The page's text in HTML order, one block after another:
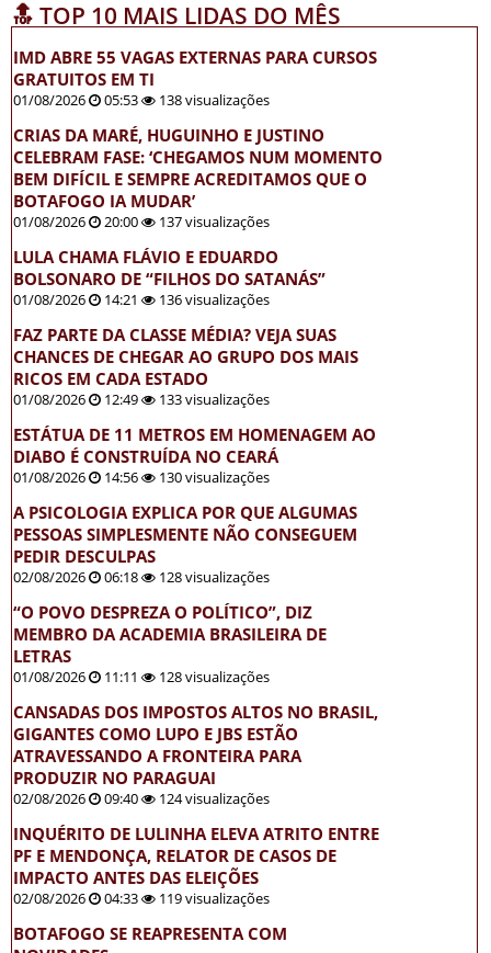
🔝 TOP 10 MAIS LIDAS DO MÊS
IMD ABRE 55 VAGAS EXTERNAS PARA CURSOS
GRATUITOS EM TI
01/08/2026 05:53 138 visualizações
CRIAS DA MARÉ, HUGUINHO E JUSTINO
CELEBRAM FASE: ‘CHEGAMOS NUM MOMENTO
BEM DIFÍCIL E SEMPRE ACREDITAMOS QUE O
BOTAFOGO IA MUDAR’
01/08/2026 20:00 137 visualizações
LULA CHAMA FLÁVIO E EDUARDO
BOLSONARO DE “FILHOS DO SATANÁS”
01/08/2026 14:21 136 visualizações
FAZ PARTE DA CLASSE MÉDIA? VEJA SUAS
CHANCES DE CHEGAR AO GRUPO DOS MAIS
RICOS EM CADA ESTADO
01/08/2026 12:49 133 visualizações
ESTÁTUA DE 11 METROS EM HOMENAGEM AO
DIABO É CONSTRUÍDA NO CEARÁ
01/08/2026 14:56 130 visualizações
A PSICOLOGIA EXPLICA POR QUE ALGUMAS
PESSOAS SIMPLESMENTE NÃO CONSEGUEM
PEDIR DESCULPAS
02/08/2026 06:18 128 visualizações
“O POVO DESPREZA O POLÍTICO”, DIZ
MEMBRO DA ACADEMIA BRASILEIRA DE
LETRAS
01/08/2026 11:11 128 visualizações
CANSADAS DOS IMPOSTOS ALTOS NO BRASIL,
GIGANTES COMO LUPO E JBS ESTÃO
ATRAVESSANDO A FRONTEIRA PARA
PRODUZIR NO PARAGUAI
02/08/2026 09:40 124 visualizações
INQUÉRITO DE LULINHA ELEVA ATRITO ENTRE
PF E MENDONÇA, RELATOR DE CASOS DE
IMPACTO ANTES DAS ELEIÇÕES
02/08/2026 04:33 119 visualizações
BOTAFOGO SE REAPRESENTA COM